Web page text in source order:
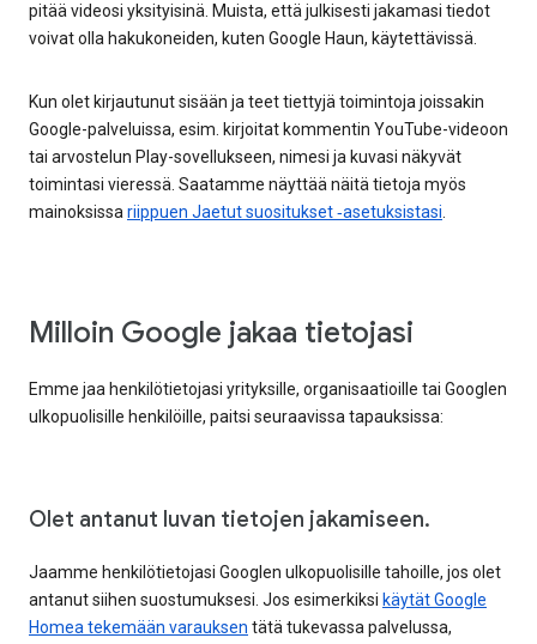
pitää videosi yksityisinä. Muista, että julkisesti jakamasi tiedot
voivat olla hakukoneiden, kuten Google Haun, käytettävissä.
Kun olet kirjautunut sisään ja teet tiettyjä toimintoja joissakin
Google-palveluissa, esim. kirjoitat kommentin YouTube-videoon
tai arvostelun Play-sovellukseen, nimesi ja kuvasi näkyvät
toimintasi vieressä. Saatamme näyttää näitä tietoja myös
mainoksissa riippuen Jaetut suositukset ‑asetuksistasi
Milloin Google jakaa tietojasi
Emme jaa henkilötietojasi yrityksille, organisaatioille tai Googlen
ulkopuolisille henkilöille, paitsi seuraavissa tapauksissa:
Olet antanut luvan tietojen jakamiseen.
Jaamme henkilötietojasi Googlen ulkopuolisille tahoille, jos olet
antanut siihen suostumuksesi. Jos esimerkiksi käytät Google
Homea tekemään varauksen tätä tukevassa palvelussa,